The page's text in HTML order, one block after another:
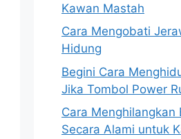
Kawan Mastah
Cara Mengobati
Hidung
Begini Cara
Jika Tombol Power
Cara Menghilangkan
Secara Alami untuk